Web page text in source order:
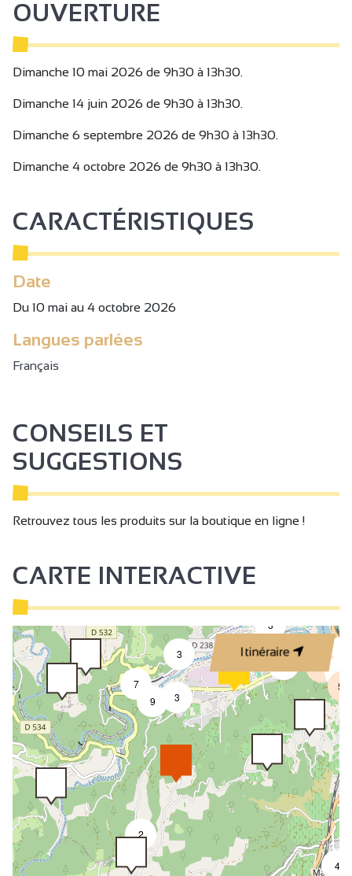
Puis, laissez-vous guider dans l'élaboration de baumes
pour nourrir votre peau et apaiser votre esprit.
bien-être à emporter chez vous.
Enrichissez vos connaissances, partagez des moments
parenthèse enchantée où les plantes médicinales vous
dévoileront leurs secrets.
expérience mémorable.
OUVERTURE
Dimanche 10 mai 2026 de 9h30 à 13h30.
Dimanche 14 juin 2026 de 9h30 à 13h30.
Dimanche 6 septembre 2026 de 9h30 à 13h30.
Dimanche 4 octobre 2026 de 9h30 à 13h30.
CARACTÉRISTIQUES
Date
Du 10 mai au 4 octobre 2026
Langues parlées
Français
CONSEILS ET
SUGGESTIONS
Retrouvez tous les produits sur la boutique en ligne !
CARTE INTERACTIVE
Itinéraire
4
2
7
3
3
9
3
4
50